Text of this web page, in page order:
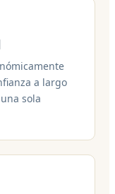
a largo
sola